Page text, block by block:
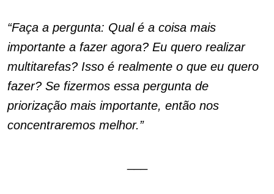
“Faça a pergunta: Qual é a coisa mais
importante a fazer agora? Eu quero realizar
multitarefas? Isso é realmente o que eu quero
fazer? Se fizermos essa pergunta de
priorização mais importante, então nos
concentraremos melhor.”